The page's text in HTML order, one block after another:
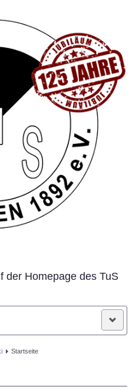
der Homepage des TuS
Startseite